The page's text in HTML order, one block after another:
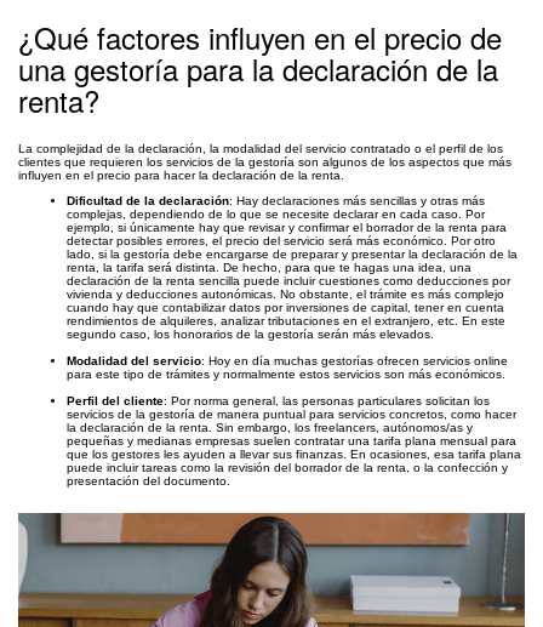
¿Qué factores influyen en el precio de
una gestoría para la declaración de la
renta?
La complejidad de la declaración, la modalidad del servicio contratado o el perfil de los
clientes que requieren los servicios de la gestoría son algunos de los aspectos que más
influyen en el precio para hacer la declaración de la renta.
Dificultad de la declaración: Hay declaraciones más sencillas y otras más
complejas, dependiendo de lo que se necesite declarar en cada caso. Por
ejemplo, si únicamente hay que revisar y confirmar el borrador de la renta para
detectar posibles errores, el precio del servicio será más económico. Por otro
lado, si la gestoría debe encargarse de preparar y presentar la declaración de la
renta, la tarifa será distinta. De hecho, para que te hagas una idea, una
declaración de la renta sencilla puede incluir cuestiones como deducciones por
vivienda y deducciones autonómicas. No obstante, el trámite es más complejo
cuando hay que contabilizar datos por inversiones de capital, tener en cuenta
rendimientos de alquileres, analizar tributaciones en el extranjero, etc. En este
segundo caso, los honorarios de la gestoría serán más elevados.
Modalidad del servicio: Hoy en día muchas gestorías ofrecen servicios online
para este tipo de trámites y normalmente estos servicios son más económicos.
Perfil del cliente: Por norma general, las personas particulares solicitan los
servicios de la gestoría de manera puntual para servicios concretos, como hacer
la declaración de la renta. Sin embargo, los freelancers, autónomos/as y
pequeñas y medianas empresas suelen contratar una tarifa plana mensual para
que los gestores les ayuden a llevar sus finanzas. En ocasiones, esa tarifa plana
puede incluir tareas como la revisión del borrador de la renta, o la confección y
presentación del documento.